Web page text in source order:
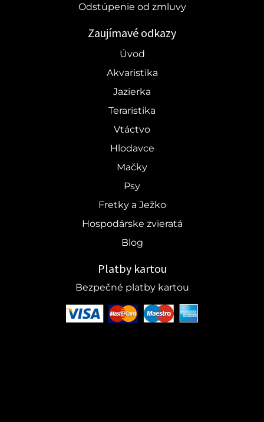
Odstúpenie od zmluvy
Zaujímavé odkazy
Úvod
Akvaristika
Jazierka
Teraristika
Vtáctvo
Hlodavce
Mačky
Psy
Fretky a Ježko
Hospodárske zvieratá
Blog
Platby kartou
Bezpečné platby kartou